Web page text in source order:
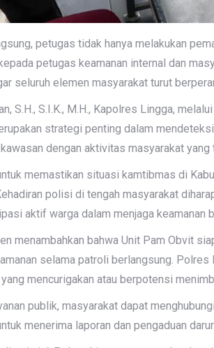
petugas tidak hanya melakukan
petugas keamanan internal dan
seluruh elemen masyarakat turut
S.H., S.I.K., M.H., Kapolres Lingga,
strategi penting dalam
dengan aktivitas masyarakat yang
memastikan situasi kamtibmas di
polisi di tengah masyarakat
aktif warga dalam menjaga keamanan
menambahkan bahwa Unit Pam Obvit
selama patroli berlangsung.
mencurigakan atau berpotensi
publik, masyarakat dapat
menerima laporan dan pengaduan